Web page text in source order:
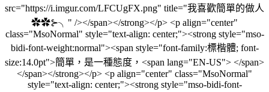
src="https://i.imgur.com/LFCUgFX.png" title="我喜歡簡單的做人
✿✿⊱╮" /></span></strong></p> <p align="center"
class="MsoNormal" style="text-align: center;"><strong style="mso-
bidi-font-weight:normal"><span style="font-family:標楷體; font-
size:14.0pt">簡單，是一種態度，<span lang="EN-US"> </span>
</span></strong></p> <p align="center" class="MsoNormal"
style="text-align: center;"><strong style="mso-bidi-font-